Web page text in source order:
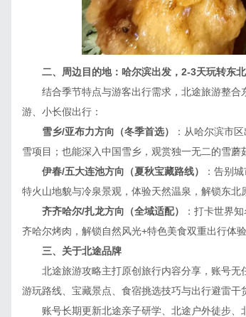
二、周边目的地：哈尔滨出发，2-3天玩转东
结合季节特点与游客出行需求，北途旅游整合
游、小长假出行：
雪乡/亚布力方向（冬季首选）
：从哈尔滨市
雪项目；也能深入中国雪乡，观赏独一无二的雪蘑
伊春/五大连池方向（夏秋宝藏路线）
：告别
特火山地貌与冷泉景观，体验天然温泉，解锁东北
齐齐哈尔/扎龙方向（全域适配）
：打卡世界
齐哈尔烤肉，解锁自然风光+特色美食双重出行体验
三、关于北途品牌
北途旅游攻略主打原创旅行内容分享，账号无
游玩路线、宝藏景点、食宿挑选技巧与出行避雷干
账号长期更新北途亲子研学、北途户外徒步、